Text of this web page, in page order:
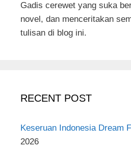
Gadis cerewet yang suka
novel, dan menceritakan
tulisan di blog ini.
RECENT POST
Keseruan Indonesia Dream
2026